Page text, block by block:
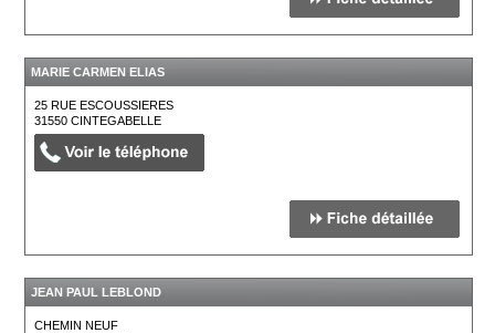
MARIE CARMEN ELIAS
25 RUE ESCOUSSIERES
31550CINTEGABELLE
JEAN PAUL LEBLOND
CHEMIN NEUF